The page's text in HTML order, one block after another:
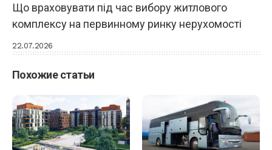
Що враховувати під час вибору житлового
комплексу на первинному ринку нерухомості
22.07.2026
Похожие статьи